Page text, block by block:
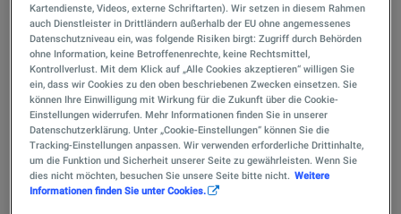
Flugkraftstoffe
Kraftstoffversorgung von TotalEnergies für die
regionale, nationale und internationale Luftfahrt.
Zum Produkt
Kartendienste, Videos, externe Schriftarten). Wir setzen in diesem Rahmen
auch Dienstleister in Drittländern außerhalb der EU ohne angemessenes
Datenschutzniveau ein, was folgende Risiken birgt: Zugriff durch Behörden
ohne Information, keine Betroffenenrechte, keine Rechtsmittel,
Kontrollverlust. Mit dem Klick auf „Alle Cookies akzeptieren“ willigen Sie
ein, dass wir Cookies zu den oben beschriebenen Zwecken einsetzen. Sie
können Ihre Einwilligung mit Wirkung für die Zukunft über die Cookie-
Einstellungen widerrufen. Mehr Informationen finden Sie in unserer
Datenschutzerklärung. Unter „Cookie-Einstellungen“ können Sie die
Tracking-Einstellungen anpassen. Wir verwenden erforderliche Drittinhalte,
um die Funktion und Sicherheit unserer Seite zu gewährleisten. Wenn Sie
dies nicht möchten, besuchen Sie unsere Seite bitte nicht. Weitere
Informationen finden Sie unter Cookies.